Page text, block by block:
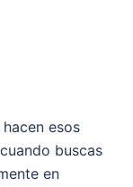
esos
buscas
en